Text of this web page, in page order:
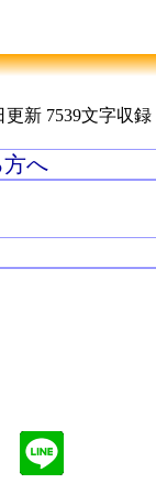
更新 7539文字収録
方へ